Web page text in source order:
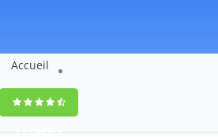
Accueil
9,5(100%)0